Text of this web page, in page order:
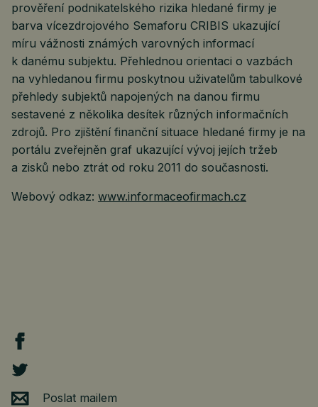
prověření podnikatelského rizika hledané firmy je
barva vícezdrojového Semaforu CRIBIS ukazující
míru vážnosti známých varovných informací
k danému subjektu. Přehlednou orientaci o vazbách
na vyhledanou firmu poskytnou uživatelům tabulkové
přehledy subjektů napojených na danou firmu
sestavené z několika desítek různých informačních
zdrojů. Pro zjištění finanční situace hledané firmy je na
portálu zveřejněn graf ukazující vývoj jejích tržeb
a zisků nebo ztrát od roku 2011 do současnosti.
Webový odkaz: www.informaceofirmach.cz
Poslat mailem